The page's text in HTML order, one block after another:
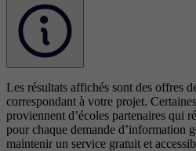
Les résultats affichés sont des offres
correspondant à votre projet.
proviennent d’écoles partenaires qui
pour chaque demande d’information
maintenir un service gratuit et